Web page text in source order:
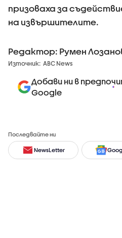
призоваха за
на извършителите.
Редактор: Румен
Източник: ABC News
Добави ни в
Google
Последвайте ни
NewsLetter